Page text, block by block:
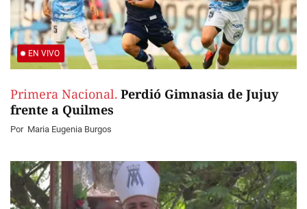
EN VIVO
Primera Nacional. Perdió Gimnasia de Jujuy
frente a Quilmes
Por Maria Eugenia Burgos